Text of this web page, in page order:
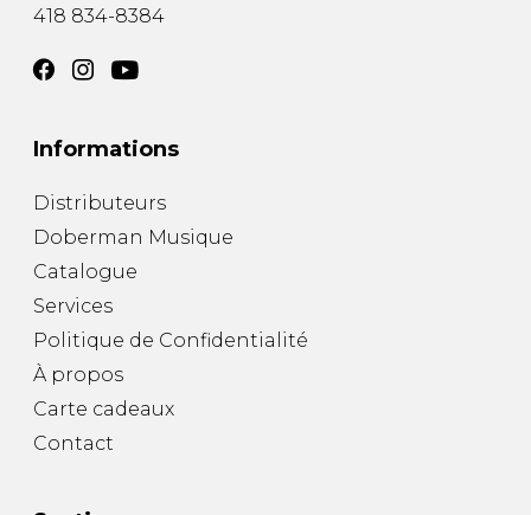
418 834-8384
Informations
Distributeurs
Doberman Musique
Catalogue
Services
Politique de Confidentialité
À propos
Carte cadeaux
Contact